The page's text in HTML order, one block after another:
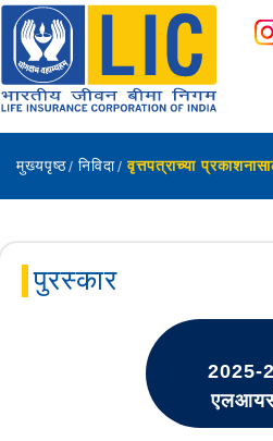
navigation
skip-to-content
मुख्यपृष्ठ निविदा वृत्तपत्राच्या
पुरस्कार
2025-